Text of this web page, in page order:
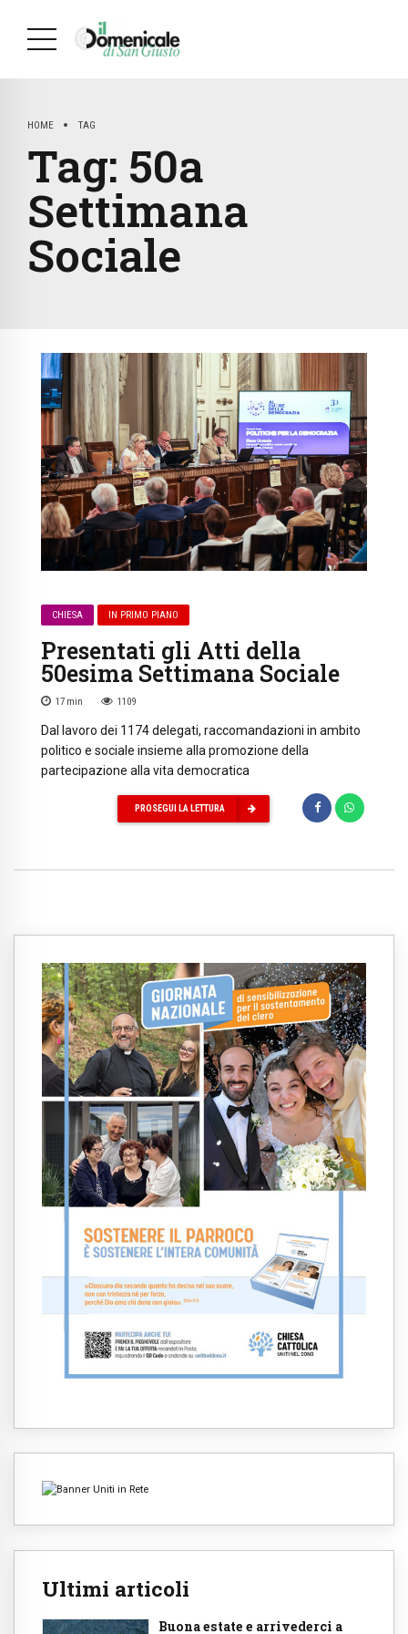
HOME TAG
Tag: 50a
Settimana
Sociale
CHIESA IN PRIMO PIANO
Presentati gli Atti della
50esima Settimana Sociale
17 min 1109
Dal lavoro dei 1174 delegati, raccomandazioni in ambito
politico e sociale insieme alla promozione della
partecipazione alla vita democratica
PROSEGUI LA LETTURA
Ultimi articoli
Buona estate e arrivederci a